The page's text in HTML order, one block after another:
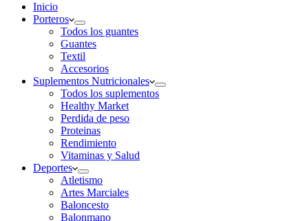
Inicio
Porteros
Todos los guantes
Guantes
Textil
Accesorios
Suplementos Nutricionales
Todos los suplementos
Healthy Market
Perdida de peso
Proteinas
Rendimiento
Vitaminas y Salud
Deportes
Atletismo
Artes Marciales
Baloncesto
Balonmano